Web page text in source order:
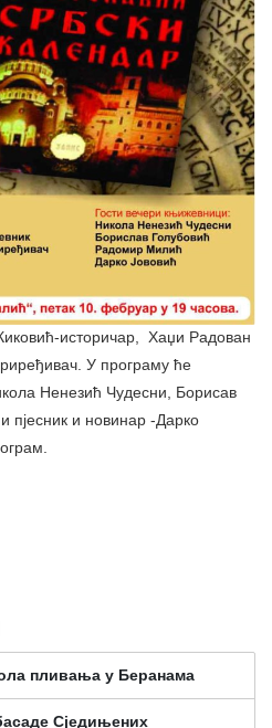
историчар, Хаџи Радован
У програму ће
Ненезић Чудесни, Борисав
и новинар -Дарко
пливања у Беранама
Сједињених